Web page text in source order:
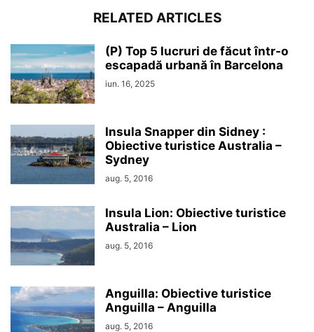
RELATED ARTICLES
(P) Top 5 lucruri de făcut într-o
escapadă urbană în Barcelona
iun. 16, 2025
Insula Snapper din Sidney :
Obiective turistice Australia –
Sydney
aug. 5, 2016
Insula Lion: Obiective turistice
Australia – Lion
aug. 5, 2016
Anguilla: Obiective turistice
Anguilla – Anguilla
aug. 5, 2016